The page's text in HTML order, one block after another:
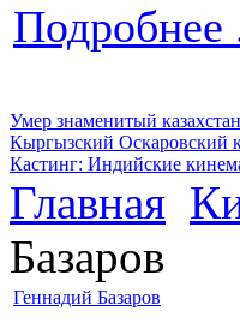
Подробнее
Умер знаменитый
Кыргызский Оскаровский
Кастинг: Индийские
Главная
Базаров
Геннадий Базаров